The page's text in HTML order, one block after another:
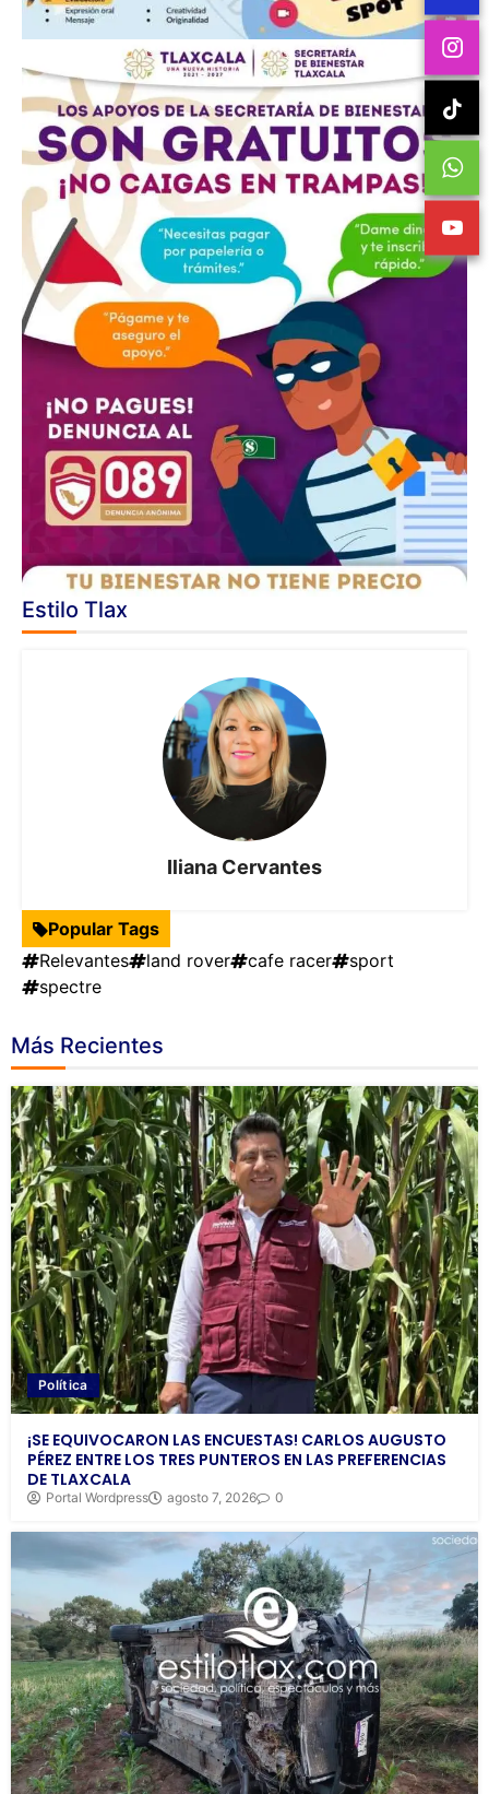
Estilo Tlax
Iliana Cervantes
Popular Tags
Relevantes
land rover cafe racer
sport
spectre
Más Recientes
Política
¡SE EQUIVOCARON LAS ENCUESTAS! CARLOS AUGUSTO
PÉREZ ENTRE LOS TRES PUNTEROS EN LAS PREFERENCIAS
DE TLAXCALA
Portal Wordpress agosto 7, 2026 0